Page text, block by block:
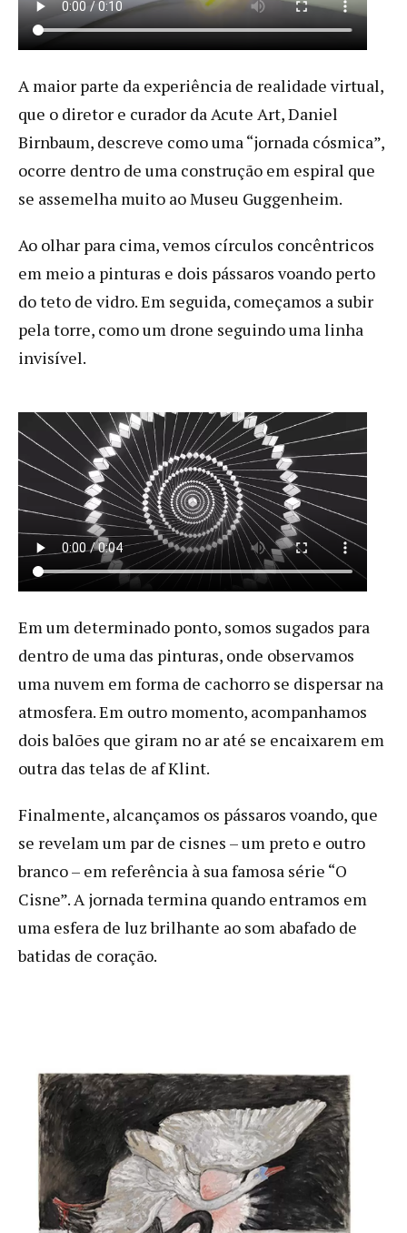
A maior parte da experiência de realidade virtual,
que o diretor e curador da Acute Art, Daniel
Birnbaum, descreve como uma “jornada cósmica”,
ocorre dentro de uma construção em espiral que
se assemelha muito ao Museu Guggenheim.
Ao olhar para cima, vemos círculos concêntricos
em meio a pinturas e dois pássaros voando perto
do teto de vidro. Em seguida, começamos a subir
pela torre, como um drone seguindo uma linha
invisível.
Em um determinado ponto, somos sugados para
dentro de uma das pinturas, onde observamos
uma nuvem em forma de cachorro se dispersar na
atmosfera. Em outro momento, acompanhamos
dois balões que giram no ar até se encaixarem em
outra das telas de af Klint.
Finalmente, alcançamos os pássaros voando, que
se revelam um par de cisnes – um preto e outro
branco – em referência à sua famosa série “O
Cisne”. A jornada termina quando entramos em
uma esfera de luz brilhante ao som abafado de
batidas de coração.